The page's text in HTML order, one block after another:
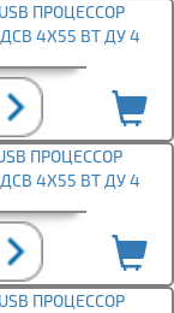
ПРОЦЕССОР
4Х55 ВТ ДУ 4
ПРОЦЕССОР
4Х55 ВТ ДУ 4
ПРОЦЕССОР